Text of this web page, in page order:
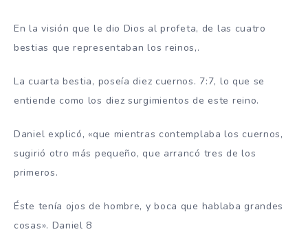
En la visión que le dio Dios al profeta, de las cuatro
bestias que representaban los reinos,.
La cuarta bestia, poseía diez cuernos. 7:7, lo que se
entiende como los diez surgimientos de este reino.
Daniel explicó, «que mientras contemplaba los cuernos,
sugirió otro más pequeño, que arrancó tres de los
primeros.
Éste tenía ojos de hombre, y boca que hablaba grandes
cosas». Daniel 8